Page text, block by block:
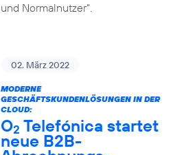
und Normalnutzer“.
02. März 2022
MODERNE
GESCHÄFTSKUNDENLÖSUNGEN IN DER
CLOUD:
O2 Telefónica startet
neue B2B-